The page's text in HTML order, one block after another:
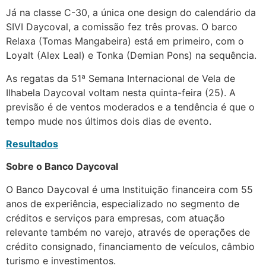
Já na classe C-30, a única one design do calendário da
SIVI Daycoval, a comissão fez três provas. O barco
Relaxa (Tomas Mangabeira) está em primeiro, com o
Loyalt (Alex Leal) e Tonka (Demian Pons) na sequência.
As regatas da 51ª Semana Internacional de Vela de
Ilhabela Daycoval voltam nesta quinta-feira (25). A
previsão é de ventos moderados e a tendência é que o
tempo mude nos últimos dois dias de evento.
Resultados
Sobre o Banco Daycoval
O Banco Daycoval é uma Instituição financeira com 55
anos de experiência, especializado no segmento de
créditos e serviços para empresas, com atuação
relevante também no varejo, através de operações de
crédito consignado, financiamento de veículos, câmbio
turismo e investimentos.